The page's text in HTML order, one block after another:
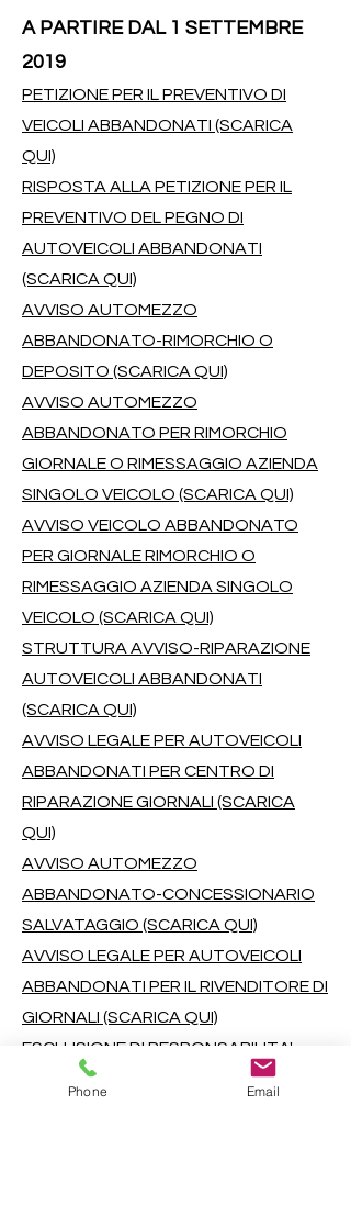
A PARTIRE DAL 1 SETTEMBRE
2019
PETIZIONE PER IL PREVENTIVO DI
VEICOLI ABBANDONATI (SCARICA
QUI)
RISPOSTA ALLA PETIZIONE PER IL
PREVENTIVO DEL PEGNO DI
AUTOVEICOLI ABBANDONATI
(SCARICA QUI)
AVVISO AUTOMEZZO
ABBANDONATO-RIMORCHIO O
DEPOSITO (SCARICA QUI)
AVVISO AUTOMEZZO
ABBANDONATO PER RIMORCHIO
GIORNALE O RIMESSAGGIO AZIENDA
SINGOLO VEICOLO (SCARICA QUI)
AVVISO VEICOLO ABBANDONATO
PER GIORNALE RIMORCHIO O
RIMESSAGGIO AZIENDA SINGOLO
VEICOLO (SCARICA QUI)
STRUTTURA AVVISO-RIPARAZIONE
AUTOVEICOLI ABBANDONATI
(SCARICA QUI)
AVVISO LEGALE PER AUTOVEICOLI
ABBANDONATI PER CENTRO DI
RIPARAZIONE GIORNALI (SCARICA
QUI)
AVVISO AUTOMEZZO
ABBANDONATO-CONCESSIONARIO
SALVATAGGIO (SCARICA QUI)
AVVISO LEGALE PER AUTOVEICOLI
ABBANDONATI PER IL RIVENDITORE DI
GIORNALI (SCARICA QUI)
ESCLUSIONE DI RESPONSABILITA'
(SCARICA QUI)
Phone Email